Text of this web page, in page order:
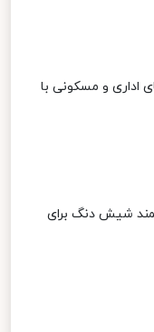
و مسکونی با
شیش دنگ برای